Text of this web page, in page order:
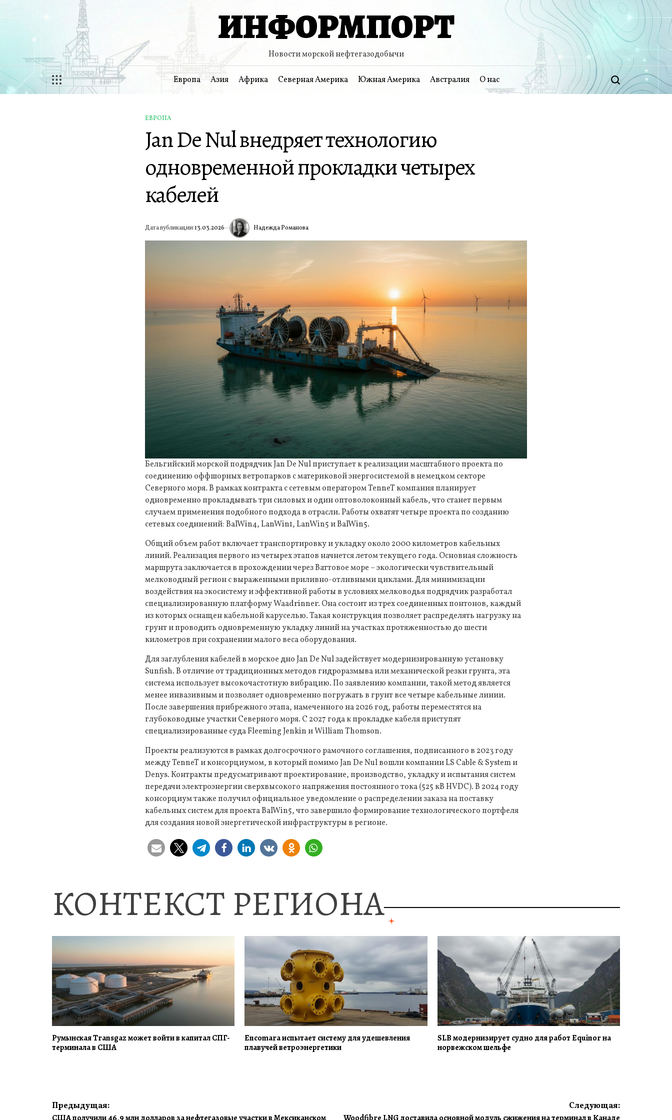
ИНФОРМПОРТ
Новости морской нефтегазодобычи
Европа Азия Африка Северная Америка Южная Америка Австралия О нас Поиск
ОПУБЛИКОВАНО
В
ЕВРОПА
Jan De Nul внедряет технологию
одновременной прокладки четырех
кабелей
Дата публикации:13.03.2026 ИА Надежда Романова
Бельгийский морской подрядчик Jan De Nul приступает к реализации масштабного проекта по
соединению оффшорных ветропарков с материковой энергосистемой в немецком секторе
Северного моря. В рамках контракта с сетевым оператором TenneT компания планирует
одновременно прокладывать три силовых и один оптоволоконный кабель, что станет первым
случаем применения подобного подхода в отрасли. Работы охватят четыре проекта по созданию
сетевых соединений: BalWin4, LanWin1, LanWin5 и BalWin5.
Общий объем работ включает транспортировку и укладку около 2000 километров кабельных
линий. Реализация первого из четырех этапов начнется летом текущего года. Основная сложность
маршрута заключается в прохождении через Ваттовое море – экологически чувствительный
мелководный регион с выраженными приливно-отливными циклами. Для минимизации
воздействия на экосистему и эффективной работы в условиях мелководья подрядчик разработал
специализированную платформу Waadrinner. Она состоит из трех соединенных понтонов, каждый
из которых оснащен кабельной каруселью. Такая конструкция позволяет распределять нагрузку на
грунт и проводить одновременную укладку линий на участках протяженностью до шести
километров при сохранении малого веса оборудования.
Для заглубления кабелей в морское дно Jan De Nul задействует модернизированную установку
Sunfish. В отличие от традиционных методов гидроразмыва или механической резки грунта, эта
система использует высокочастотную вибрацию. По заявлению компании, такой метод является
менее инвазивным и позволяет одновременно погружать в грунт все четыре кабельные линии.
После завершения прибрежного этапа, намеченного на 2026 год, работы переместятся на
глубоководные участки Северного моря. С 2027 года к прокладке кабеля приступят
специализированные суда Fleeming Jenkin и William Thomson.
Проекты реализуются в рамках долгосрочного рамочного соглашения, подписанного в 2023 году
между TenneT и консорциумом, в который помимо Jan De Nul вошли компании LS Cable & System и
Denys. Контракты предусматривают проектирование, производство, укладку и испытания систем
передачи электроэнергии сверхвысокого напряжения постоянного тока (525 кВ HVDC). В 2024 году
консорциум также получил официальное уведомление о распределении заказа на поставку
кабельных систем для проекта BalWin5, что завершило формирование технологического портфеля
для создания новой энергетической инфраструктуры в регионе.
КОНТЕКСТ РЕГИОНА
Румынская Transgaz может войти в капитал СПГ-
терминала в США
Encomara испытает систему для удешевления
плавучей ветроэнергетики
SLB модернизирует судно для работ Equinor на
норвежском шельфе
Навигация
Предыдущая:
Следующая: